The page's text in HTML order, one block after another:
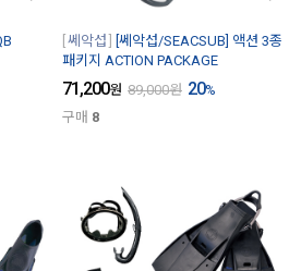
쎄악섭
[쎄악섭/SEACSUB] 액션 3종
패키지 ACTION PACKAGE
71,200원 89,000원 20%
구매 8